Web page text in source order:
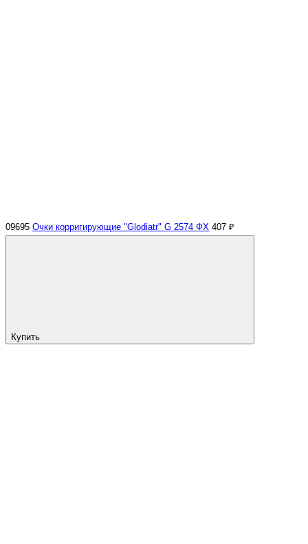
09695 Очки корригирующие "Glodiatr" G 2574 ФХ 407 ₽
Купить